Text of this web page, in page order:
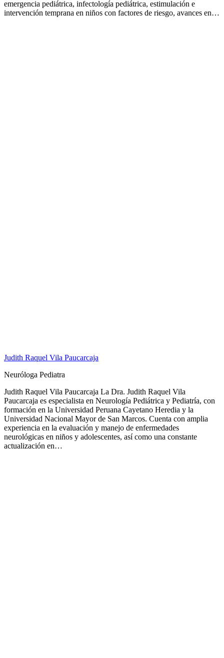
emergencia pediátrica, infectología pediátrica, estimulación e
intervención temprana en niños con factores de riesgo, avances en…
Judith Raquel Vila Paucarcaja
Neuróloga Pediatra
Judith Raquel Vila Paucarcaja La Dra. Judith Raquel Vila
Paucarcaja es especialista en Neurología Pediátrica y Pediatría, con
formación en la Universidad Peruana Cayetano Heredia y la
Universidad Nacional Mayor de San Marcos. Cuenta con amplia
experiencia en la evaluación y manejo de enfermedades
neurológicas en niños y adolescentes, así como una constante
actualización en…